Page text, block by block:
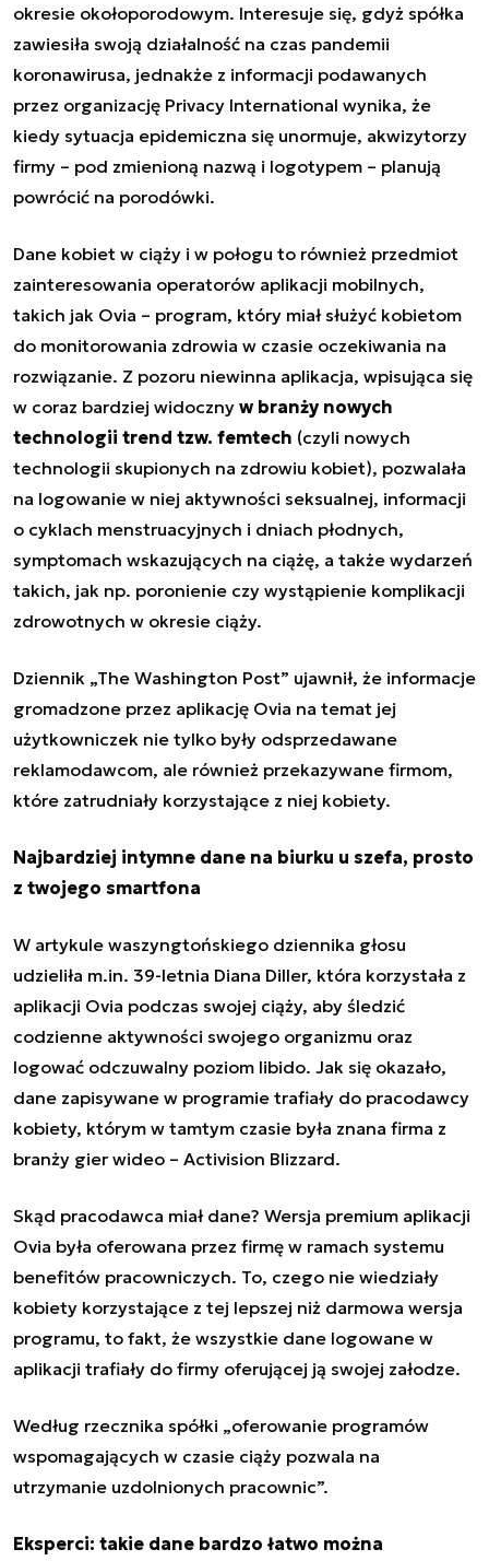
okresie okołoporodowym. Interesuje się, gdyż spółka
zawiesiła swoją działalność na czas pandemii
koronawirusa, jednakże z informacji podawanych
przez organizację Privacy International wynika, że
kiedy sytuacja epidemiczna się unormuje, akwizytorzy
firmy – pod zmienioną nazwą i logotypem – planują
powrócić na porodówki.
Dane kobiet w ciąży i w połogu to również przedmiot
zainteresowania operatorów aplikacji mobilnych,
takich jak Ovia – program, który miał służyć kobietom
do monitorowania zdrowia w czasie oczekiwania na
rozwiązanie. Z pozoru niewinna aplikacja, wpisująca się
w coraz bardziej widoczny w branży nowych
technologii trend tzw. femtech (czyli nowych
technologii skupionych na zdrowiu kobiet), pozwalała
na logowanie w niej aktywności seksualnej, informacji
o cyklach menstruacyjnych i dniach płodnych,
symptomach wskazujących na ciążę, a także wydarzeń
takich, jak np. poronienie czy wystąpienie komplikacji
zdrowotnych w okresie ciąży.
Dziennik „The Washington Post” ujawnił, że informacje
gromadzone przez aplikację Ovia na temat jej
użytkowniczek nie tylko były odsprzedawane
reklamodawcom, ale również przekazywane firmom,
które zatrudniały korzystające z niej kobiety.
Najbardziej intymne dane na biurku u szefa, prosto
z twojego smartfona
W artykule waszyngtońskiego dziennika głosu
udzieliła m.in. 39-letnia Diana Diller, która korzystała z
aplikacji Ovia podczas swojej ciąży, aby śledzić
codzienne aktywności swojego organizmu oraz
logować odczuwalny poziom libido. Jak się okazało,
dane zapisywane w programie trafiały do pracodawcy
kobiety, którym w tamtym czasie była znana firma z
branży gier wideo – Activision Blizzard.
Skąd pracodawca miał dane? Wersja premium aplikacji
Ovia była oferowana przez firmę w ramach systemu
benefitów pracowniczych. To, czego nie wiedziały
kobiety korzystające z tej lepszej niż darmowa wersja
programu, to fakt, że wszystkie dane logowane w
aplikacji trafiały do firmy oferującej ją swojej załodze.
Według rzecznika spółki „oferowanie programów
wspomagających w czasie ciąży pozwala na
utrzymanie uzdolnionych pracownic”.
Eksperci: takie dane bardzo łatwo można